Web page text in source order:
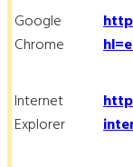
Google
Chrome
Internet
Explorer